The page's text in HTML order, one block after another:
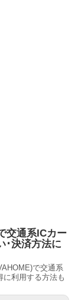
交通系ICカー
･決済方法に
で交通系
に利用する方法も